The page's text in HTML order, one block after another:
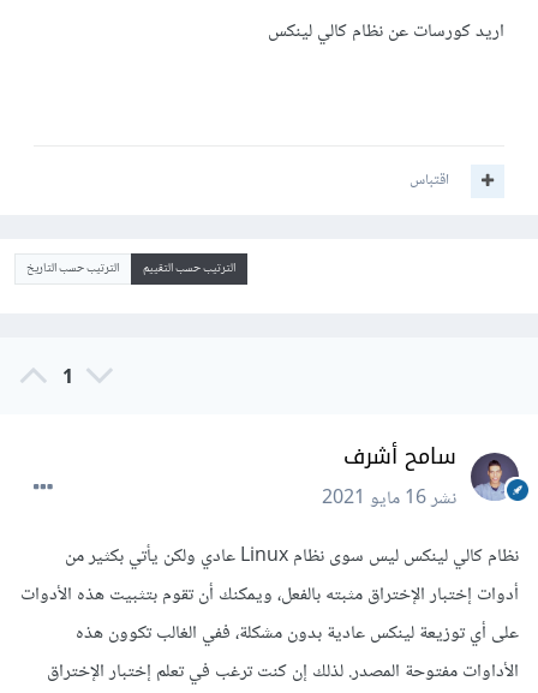
اريد كورسات عن نظام كالي لينكس
اقتباس
الترتيب حسب التقييم الترتيب حسب التاريخ
1
سامح أشرف
نشر16 مايو 2021
نظام كالي لينكس ليس سوى نظام Linux عادي ولكن يأتي بكثير من
أدوات إختبار الإختراق مثبته بالفعل، ويمكنك أن تقوم بتثبيت هذه الأدوات
على أي توزيعة لينكس عادية بدون مشكلة، ففي الغالب تكوون هذه
الأداوات مفتوحة المصدر. لذلك إن كنت ترغب في تعلم إختبار الإختراق